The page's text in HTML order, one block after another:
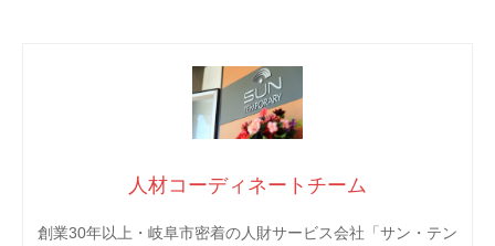
人材コーディネートチーム
創業30年以上・岐阜市密着の人財サービス会社「サン・テン